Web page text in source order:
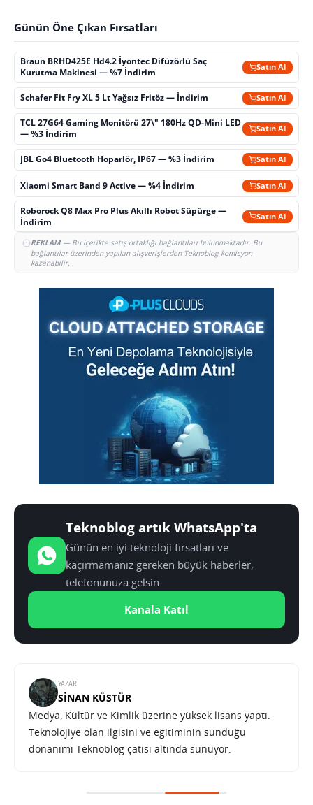
Günün Öne Çıkan Fırsatları
Braun BRHD425E Hd4.2 İyontec Difüzörlü Saç
Kurutma Makinesi — %7 İndirim
Satın Al
Schafer Fit Fry XL 5 Lt Yağsız Fritöz — İndirim Satın Al
TCL 27G64 Gaming Monitörü 27\" 180Hz QD-Mini LED
— %3 İndirim
Satın Al
JBL Go4 Bluetooth Hoparlör, IP67 — %3 İndirim Satın Al
Xiaomi Smart Band 9 Active — %4 İndirim Satın Al
Roborock Q8 Max Pro Plus Akıllı Robot Süpürge —
İndirim
Satın Al
REKLAM— Bu içerikte satış ortaklığı bağlantıları bulunmaktadır. Bu
bağlantılar üzerinden yapılan alışverişlerden Teknoblog komisyon
kazanabilir.
Teknoblog artık WhatsApp'ta
Günün en iyi teknoloji fırsatları ve
kaçırmamanız gereken büyük haberler,
telefonunuza gelsin.
Kanala Katıl
YAZAR:
SINAN KÜSTÜR
Medya, Kültür ve Kimlik üzerine yüksek lisans yaptı.
Teknolojiye olan ilgisini ve eğitiminin sunduğu
donanımı Teknoblog çatısı altında sunuyor.